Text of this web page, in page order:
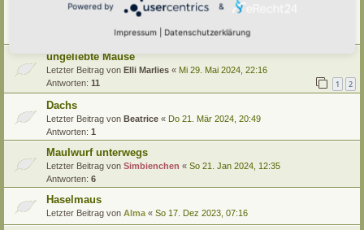
Welches Tier war das? (Achtung: Bild von Tierkot)
ungeliebte Mäuse
Letzter Beitrag von Elli Marlies « Mi 29. Mai 2024, 22:16
Antworten: 11 1 2
Dachs
Letzter Beitrag von Beatrice « Do 21. Mär 2024, 20:49
Antworten: 1
Maulwurf unterwegs
Letzter Beitrag von Simbienchen « So 21. Jan 2024, 12:35
Antworten: 6
Haselmaus
Letzter Beitrag von Alma « So 17. Dez 2023, 07:16
Powered by &
Impressum Datenschutzerklärung